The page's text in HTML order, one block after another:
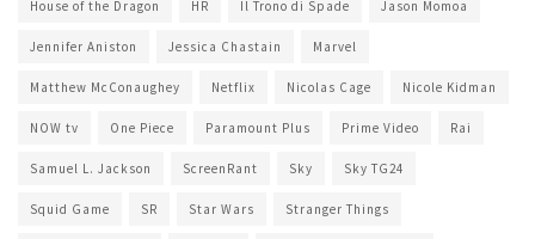
House of the Dragon HR Il Trono di Spade Jason Momoa
Jennifer Aniston Jessica Chastain Marvel
Matthew McConaughey Netflix Nicolas Cage Nicole Kidman
NOW tv One Piece Paramount Plus Prime Video Rai
Samuel L. Jackson ScreenRant Sky Sky TG24
Squid Game SR Star Wars Stranger Things